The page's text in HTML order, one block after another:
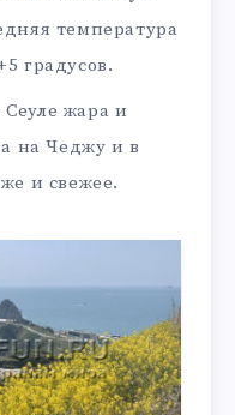
температура
градусов.
Сеуле жара и
на Чеджу и в
и свежее.